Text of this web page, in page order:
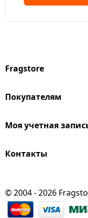
Fragstore
Покупателям
Моя учетная
Контакты
© 2004 - 2026